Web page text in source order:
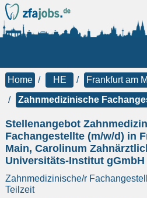
Home HE
Frankfurt am
Zahnmedizinische
Stellenangebot
Fachangestellte (m/w/d) in
Main, Carolinum
Universitäts-Institut gGmbH
Zahnmedizinische/r
Teilzeit